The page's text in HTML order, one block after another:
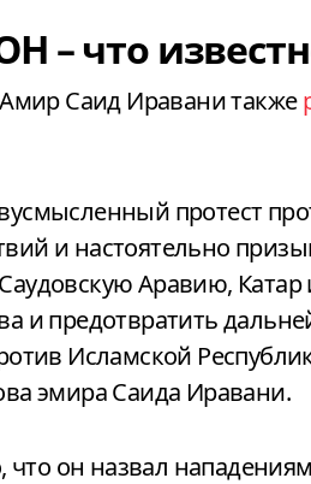
– что
Саид Иравани также
протест
и настоятельно
Аравию, Катар
и предотвратить
Исламской
эмира Саида Иравани.
он назвал